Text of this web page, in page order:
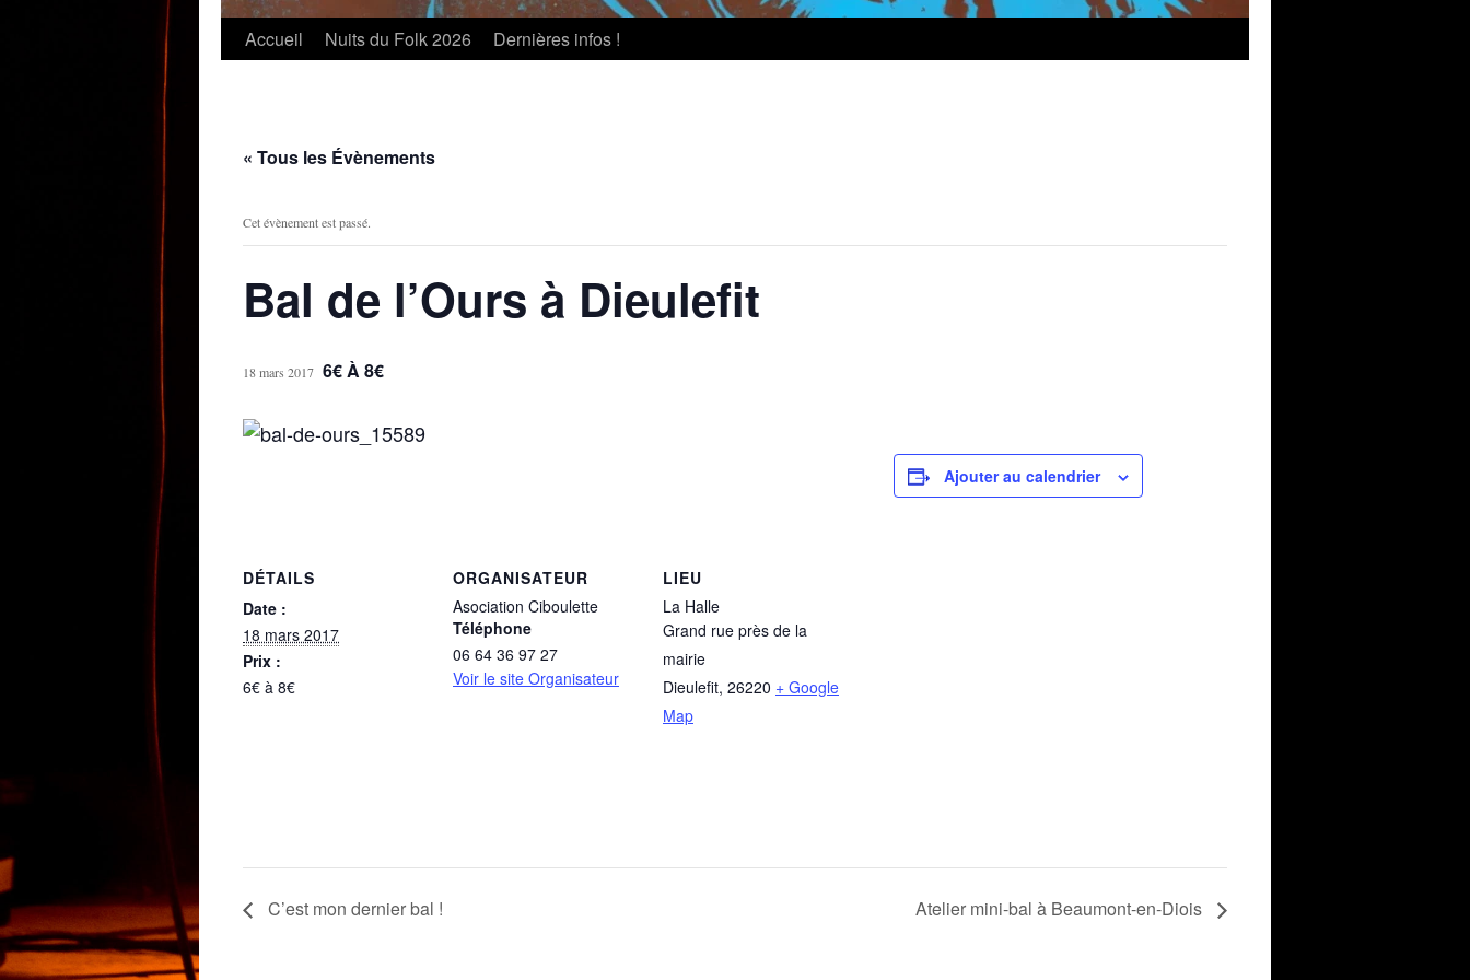
Accueil Nuits du Folk 2026 Dernières infos !
« Tous les Évènements
Cet évènement est passé.
Bal de l’Ours à Dieulefit
18 mars 2017 6€ À 8€
Ajouter au calendrier
DÉTAILS
Date :
18 mars 2017
Prix :
6€ à 8€
ORGANISATEUR
Asociation Ciboulette
Téléphone
06 64 36 97 27
Voir le site Organisateur
LIEU
La Halle
Grand rue près de la
mairie
Dieulefit, 26220 + Google
Map
C’est mon dernier bal ! Atelier mini-bal à Beaumont-en-Diois